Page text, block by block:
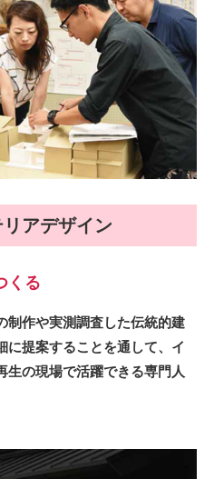
アデザイン
くる
制作や実測調査した伝統的建
に提案することを通して、イ
生の現場で活躍できる専門人